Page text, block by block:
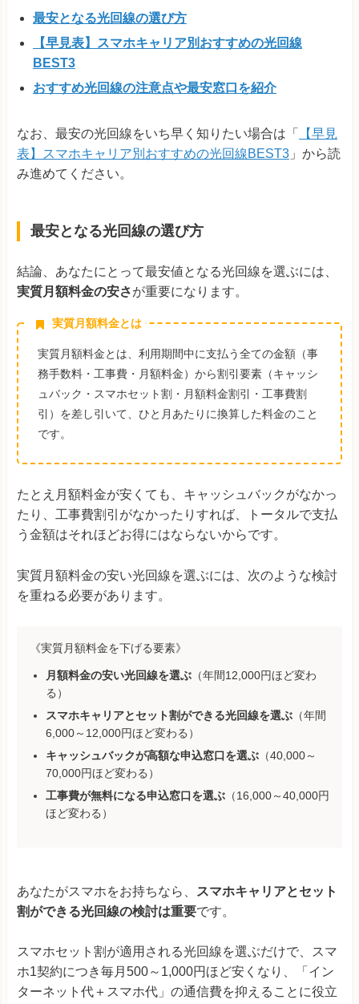
最安となる光回線の選び方
【早見表】スマホキャリア別おすすめの光回線
BEST3
おすすめ光回線の注意点や最安窓口を紹介
なお、最安の光回線をいち早く知りたい場合は「
【早見
表】スマホキャリア別おすすめの光回線BEST3 」から読
み進めてください。
最安となる光回線の選び方
結論、あなたにとって最安値となる光回線を選ぶには、
実質月額料金の安さが重要になります。
実質月額料金とは
実質月額料金とは、利用期間中に支払う全ての金額（事
務手数料・工事費・月額料金）から割引要素（キャッシ
ュバック・スマホセット割・月額料金割引・工事費割
引）を差し引いて、ひと月あたりに換算した料金のこと
です。
たとえ月額料金が安くても、キャッシュバックがなかっ
たり、工事費割引がなかったりすれば、トータルで支払
う金額はそれほどお得にはならないからです。
実質月額料金の安い光回線を選ぶには、次のような検討
を重ねる必要があります。
《実質月額料金を下げる要素》
月額料金の安い光回線を選ぶ （年間12,000円ほど変わ
る）
スマホキャリアとセット割ができる光回線を選ぶ （年間
6,000～12,000円ほど変わる）
キャッシュバックが高額な申込窓口を選ぶ （40,000～
70,000円ほど変わる）
工事費が無料になる申込窓口を選ぶ （16,000～40,000円
ほど変わる）
あなたがスマホをお持ちなら、
スマホキャリアとセット
割ができる光回線の検討は重要です。
スマホセット割が適用される光回線を選ぶだけで、スマ
ホ1契約につき毎月500～1,000円ほど安くなり、「イン
ターネット代＋スマホ代」の通信費を抑えることに役立